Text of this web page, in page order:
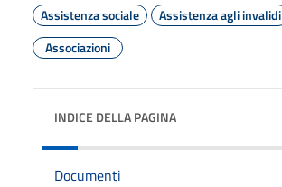
Assistenza sociale
Assistenza agli invalidi
Associazioni
INDICE DELLA PAGINA
Documenti